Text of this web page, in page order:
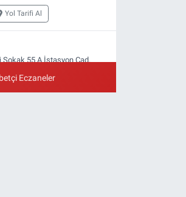
Yol Tarifi Al
55 A İstasyon Cad.
Eczaneler